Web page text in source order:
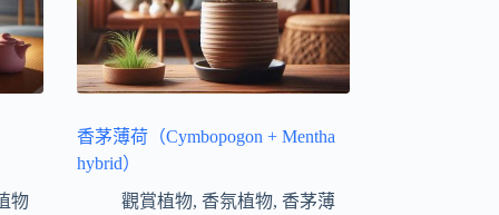
物
香茅薄荷（Cymbopogon + Mentha
hybrid）
觀賞植物, 香氛植物, 香茅薄